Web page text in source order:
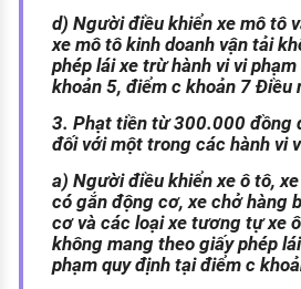
d) Người điều khiển xe mô tô
xe mô tô kinh doanh vận tải
phép lái xe trừ hành vi vi
khoản 5, điểm c khoản 7 Điều
3. Phạt tiền từ 300.000 đồng
đối với một trong các hành vi
a) Người điều khiển xe ô tô,
có gắn động cơ, xe chở hàng
cơ và các loại xe tương tự xe
không mang theo giấy phép
phạm quy định tại điểm c